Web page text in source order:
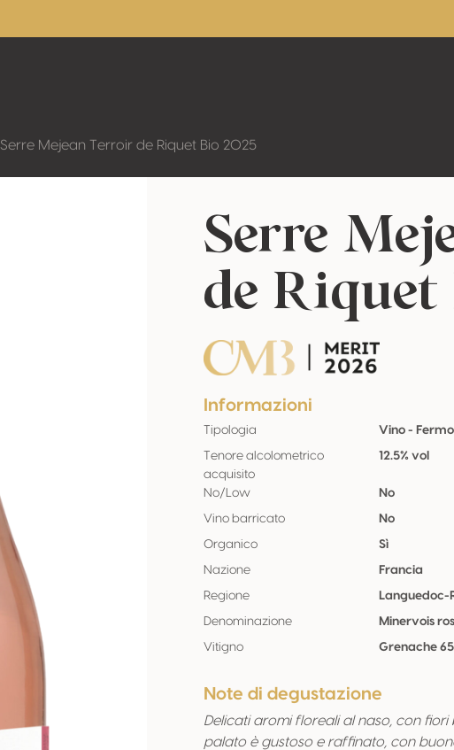
Serre Mejean Terroir de Riquet Bio 2025
Serre
de Riquet
CMB Merit
Informazioni
Tipologia Vino - Fermo
Tenore alcolometrico
acquisito
12.5% vol
No/Low No
Vino barricato No
Organico Sì
Nazione Francia
Regione Languedoc-
Denominazione Minervois
Vitigno Grenache
Note di degustazione
Delicati aromi floreali al naso, con
palato è gustoso e raffinato, con